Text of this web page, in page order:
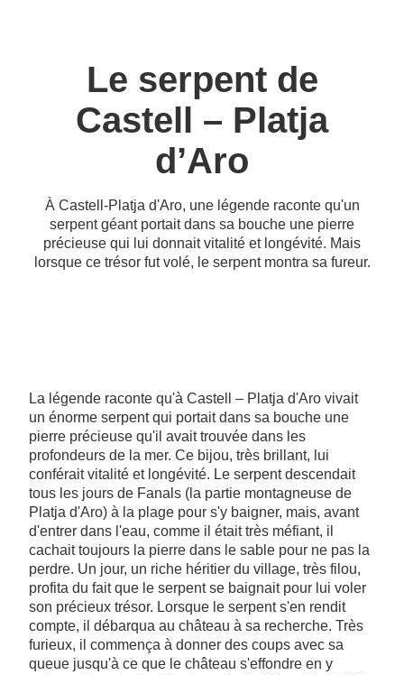
Le serpent de
Castell – Platja
d’Aro
À Castell-Platja d'Aro, une légende raconte qu'un
serpent géant portait dans sa bouche une pierre
précieuse qui lui donnait vitalité et longévité. Mais
lorsque ce trésor fut volé, le serpent montra sa fureur.
La légende raconte qu'à Castell – Platja d'Aro vivait
un énorme serpent qui portait dans sa bouche une
pierre précieuse qu'il avait trouvée dans les
profondeurs de la mer. Ce bijou, très brillant, lui
conférait vitalité et longévité. Le serpent descendait
tous les jours de Fanals (la partie montagneuse de
Platja d'Aro) à la plage pour s'y baigner, mais, avant
d'entrer dans l'eau, comme il était très méfiant, il
cachait toujours la pierre dans le sable pour ne pas la
perdre. Un jour, un riche héritier du village, très filou,
profita du fait que le serpent se baignait pour lui voler
son précieux trésor. Lorsque le serpent s'en rendit
compte, il débarqua au château à sa recherche. Très
furieux, il commença à donner des coups avec sa
queue jusqu'à ce que le château s'effondre en y